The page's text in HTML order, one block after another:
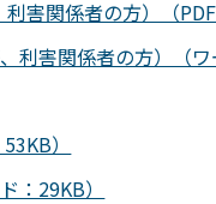
害関係者の方）（PDF
害関係者の方）（ワ
）
：29KB）